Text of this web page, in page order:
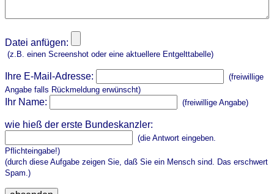
Datei anfügen:
(z.B. einen Screenshot oder eine aktuellere Entgelttabelle)
Ihre E-Mail-Adresse:
(freiwillige
Angabe falls Rückmeldung erwünscht)
Ihr Name: (freiwillige Angabe)
wie hieß der erste Bundeskanzler:
(die Antwort eingeben.
Pflichteingabe!)
(durch diese Aufgabe zeigen Sie, daß Sie ein Mensch sind. Das erschwert
Spam.)